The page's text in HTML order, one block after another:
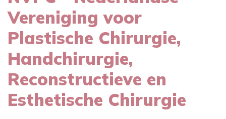
Vereniging voor
Plastische Chirurgie,
Handchirurgie,
Reconstructieve en
Esthetische Chirurgie